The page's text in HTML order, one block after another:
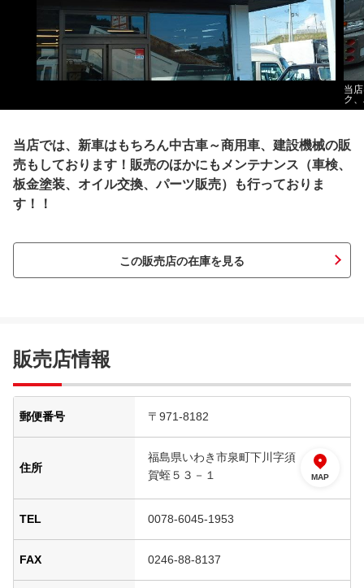
当
ク
当店では、新車はもちろん中古車～商用車、建設機械の販
売もしております！販売のほかにもメンテナンス（車検、
板金塗装、オイル交換、パーツ販売）も行っておりま
す！！
この販売店の在庫を見る
販売店情報
郵便番号 〒971-8182
住所
福島県いわき市泉町下川字須
賀蛭５３－１
MAP
TEL 0078-6045-1953
FAX 0246-88-8137